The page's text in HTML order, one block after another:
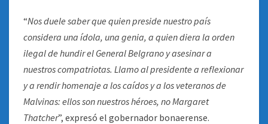
“Nos duele saber que quien preside nuestro país
considera una ídola, una genia, a quien diera la orden
ilegal de hundir el General Belgrano y asesinar a
nuestros compatriotas. Llamo al presidente a reflexionar
y a rendir homenaje a los caídos y a los veteranos de
Malvinas: ellos son nuestros héroes, no Margaret
Thatcher”, expresó el gobernador bonaerense.